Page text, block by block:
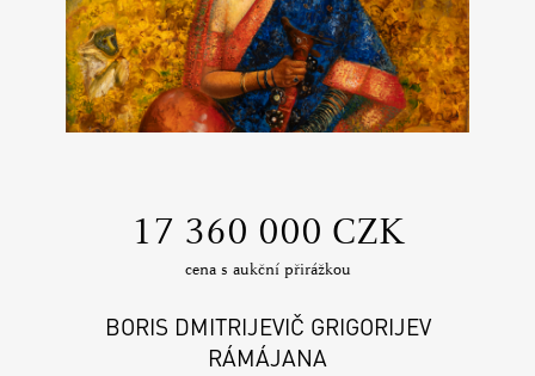
‍17 360 000 CZK
cena s aukční přirážkou
BORIS DMITRIJEVIČ GRIGORIJEV
RÁMÁJANA